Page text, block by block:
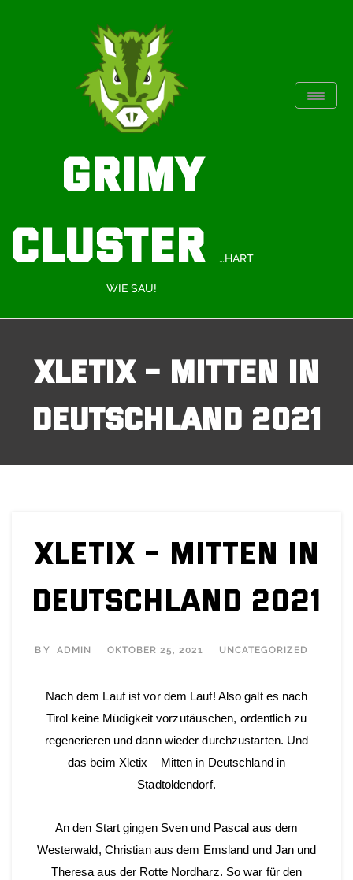
Toggle
GRIMY
CLUSTER
…HART
WIE SAU!
XLETIX – MITTEN IN
DEUTSCHLAND 2021
Xletix – Mitten in
Deutschland 2021
BY ADMIN OKTOBER 25, 2021 UNCATEGORIZED
Nach dem Lauf ist vor dem Lauf! Also galt es nach
Tirol keine Müdigkeit vorzutäuschen, ordentlich zu
regenerieren und dann wieder durchzustarten. Und
das beim Xletix – Mitten in Deutschland in
Stadtoldendorf.
An den Start gingen Sven und Pascal aus dem
Westerwald, Christian aus dem Emsland und Jan und
Theresa aus der Rotte Nordharz. So war für den